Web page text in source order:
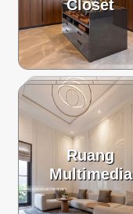
Closet
Ruang
Multimedia